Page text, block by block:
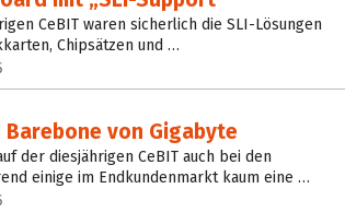
CeBIT waren sicherlich die SLI-Lösungen
Chipsätzen und …
Barebone von Gigabyte
der diesjährigen CeBIT auch bei den
einige im Endkundenmarkt kaum eine …